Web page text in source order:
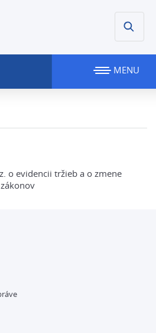
MENU
o evidencii tržieb a o zmene